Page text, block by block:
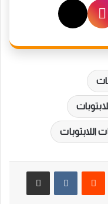
اللابتوبات
‏Reddit
‏VKontakte مشاركة عبر البريد